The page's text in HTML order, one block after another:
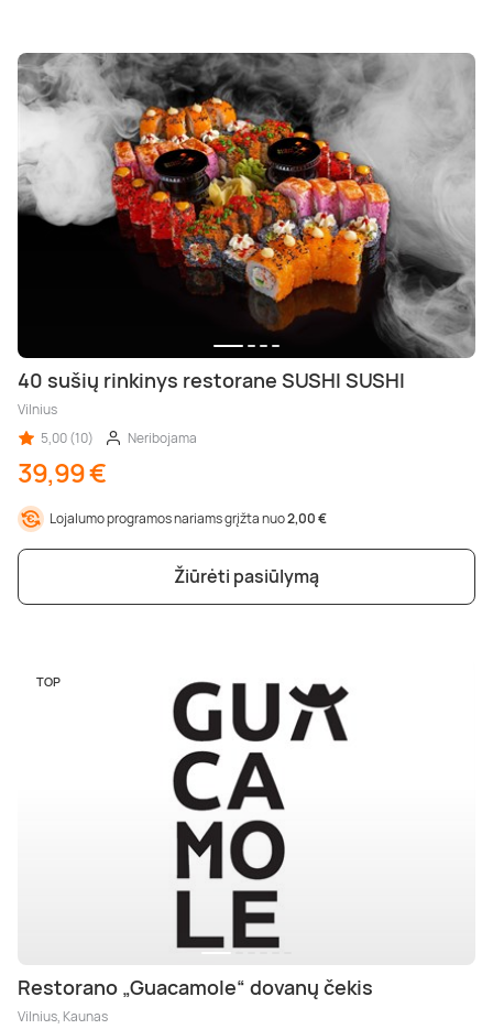
40 sušių rinkinys restorane SUSHI SUSHI
Vilnius
5,00 (10)
Neribojama
39,99 €
Lojalumo programos nariams grįžta nuo2,00 €
Žiūrėti pasiūlymą
TOP
Restorano „Guacamole“ dovanų čekis
Vilnius, Kaunas